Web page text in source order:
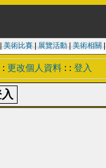
美術比賽| 展覽活動| 美術相關
: 更改個人資料 : : 登入